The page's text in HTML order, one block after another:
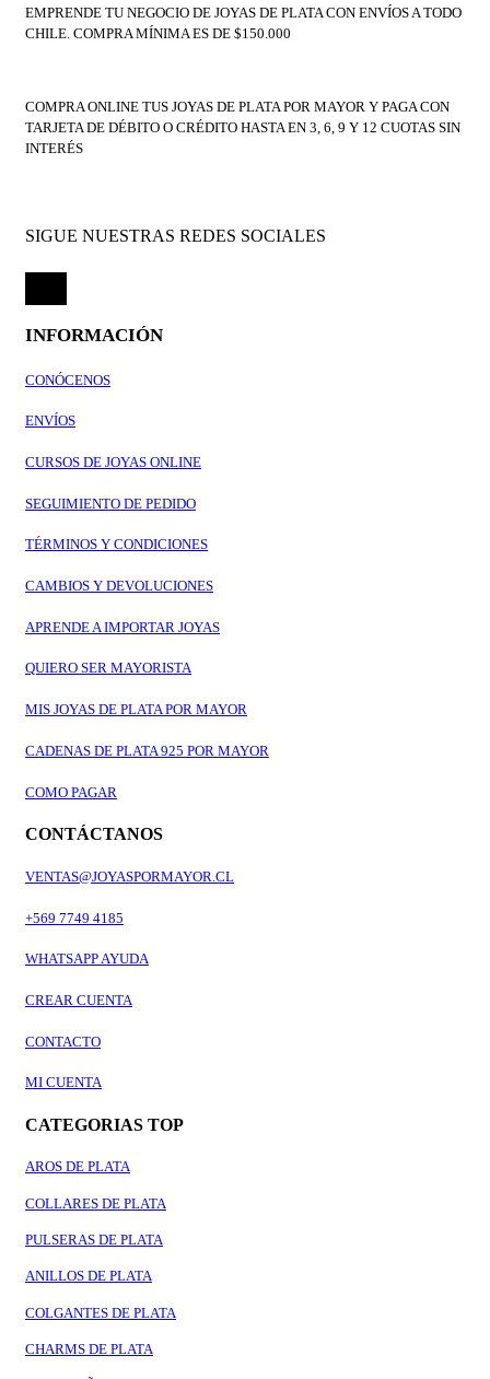
EMPRENDE TU NEGOCIO DE JOYAS DE PLATA CON ENVÍOS A TODO
CHILE. COMPRA MÍNIMA ES DE $150.000
COMPRA ONLINE TUS JOYAS DE PLATA POR MAYOR Y PAGA CON
TARJETA DE DÉBITO O CRÉDITO HASTA EN 3, 6, 9 Y 12 CUOTAS SIN
INTERÉS
SIGUE NUESTRAS REDES SOCIALES
INFORMACIÓN
CONÓCENOS
ENVÍOS
CURSOS DE JOYAS ONLINE
SEGUIMIENTO DE PEDIDO
TÉRMINOS Y CONDICIONES
CAMBIOS Y DEVOLUCIONES
APRENDE A IMPORTAR JOYAS
QUIERO SER MAYORISTA
MIS JOYAS DE PLATA POR MAYOR
CADENAS DE PLATA 925 POR MAYOR
COMO PAGAR
CONTÁCTANOS
VENTAS@JOYASPORMAYOR.CL
+569 7749 4185
WHATSAPP AYUDA
CREAR CUENTA
CONTACTO
MI CUENTA
CATEGORIAS TOP
AROS DE PLATA
COLLARES DE PLATA
PULSERAS DE PLATA
ANILLOS DE PLATA
COLGANTES DE PLATA
CHARMS DE PLATA